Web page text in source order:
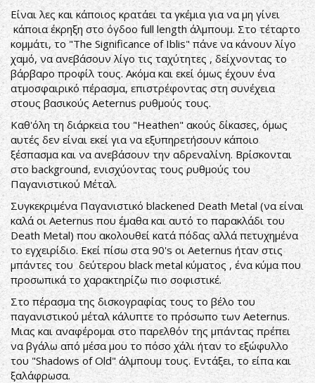
Είναι λες και κάποιος κρατάει τα γκέμια για να μη γίνει
κάποια έκρηξη στο όγδοο full length άλμπουμ. Στο τέταρτο
κομμάτι, το "The Significance of Iblis" πάνε να κάνουν λίγο
χαμό, να ανεβάσουν λίγο τις ταχύτητες , δείχνοντας το
βάρβαρο προφίλ τους. Ακόμα και εκεί όμως έχουν ένα
ατμοσφαιρικό πέρασμα, επιστρέφοντας στη συνέχεια
στους βασικούς Aeternus ρυθμούς τους.
Καθ'όλη τη διάρκεια του "Heathen" ακούς δίκασες, όμως
αυτές δεν είναι εκεί για να εξυπηρετήσουν κάποιο
ξέσπασμα και να ανεβάσουν την αδρεναλίνη. Βρίσκονται
στο background, ενισχύοντας τους ρυθμούς του
Παγανιστικού Μέταλ.
Συγκεκριμένα Παγανιστικό blackened Death Metal (να είναι
καλά οι Aeternus που έμαθα και αυτό το παρακλάδι του
Death Metal) που ακολουθεί κατά πόδας αλλά πετυχημένα
το εγχειρίδιο. Εκεί πίσω στα 90's oι Aeternus ήταν στις
μπάντες του δεύτερου black metal κύματος , ένα κύμα που
προσωπικά το χαρακτηρίζω πιο σοφιστικέ.
Στο πέρασμα της δισκογραφίας τους το βέλο του
παγανιστικού μέταλ κάλυπτε το πρόσωπο των Aeternus.
Μιας και αναφέρομαι στο παρελθόν της μπάντας πρέπει
να βγάλω από μέσα μου το πόσο χάλι ήταν το εξώφυλλο
του "Shadows of Old" άλμπουμ τους. Εντάξει, το είπα και
ξαλάφρωσα.